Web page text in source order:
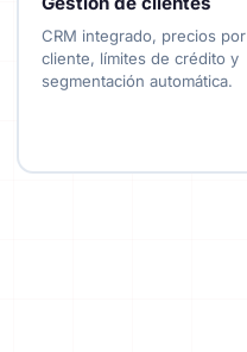
CRM integrado, precios por
cliente, límites de crédito y
segmentación automática.